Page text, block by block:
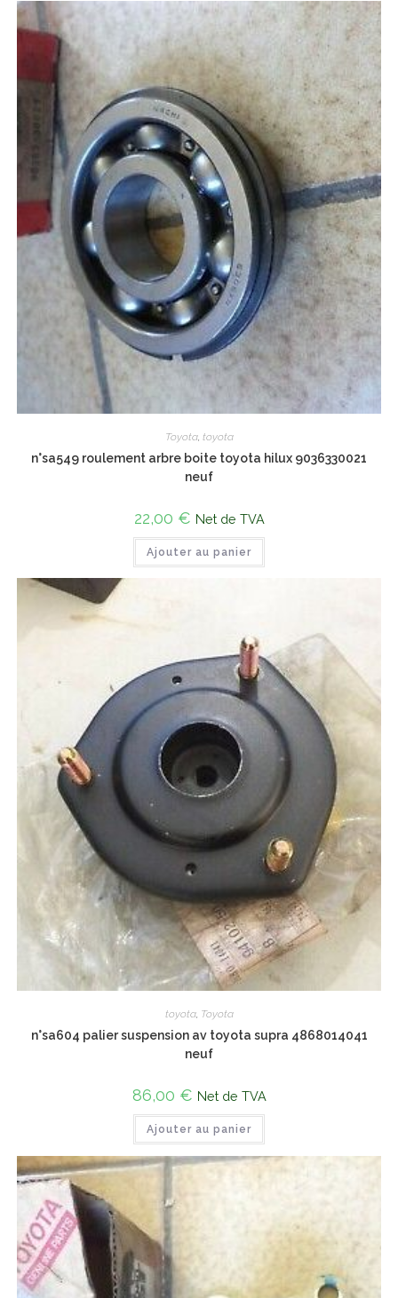
Toyota, toyota
n°sa549 roulement arbre boite toyota hilux 9036330021
neuf
22,00 € Net de TVA
Ajouter au panier
toyota, Toyota
n°sa604 palier suspension av toyota supra 4868014041
neuf
86,00 € Net de TVA
Ajouter au panier